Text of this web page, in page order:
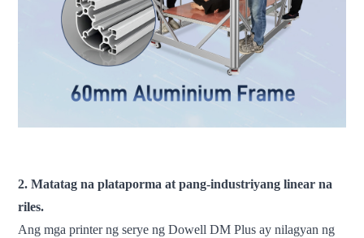
2. Matatag na plataporma at pang-industriyang linear na
riles.
Ang mga printer ng serye ng Dowell DM Plus ay nilagyan ng